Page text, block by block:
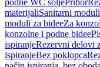
podne WC šoljePribor
materijaliSanitarni
moduli za bideeZa
konzolne i podne bidee
ispiranjeRezervni delovi
ispiranjeBez poklopca